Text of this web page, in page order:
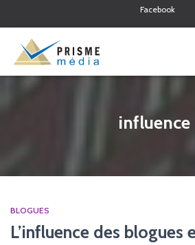
Facebook
influence
BLOGUES
L’influence des blogues